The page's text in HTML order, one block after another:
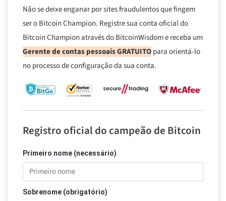
Não se deixe enganar por sites fraudulentos que fingem
ser o Bitcoin Champion. Registre sua conta oficial do
Bitcoin Champion através do BitcoinWisdom e receba um
Gerente de contas pessoais GRATUITOpara orientá-lo
no processo de configuração da sua conta.
Registro oficial do campeão de Bitcoin
Primeiro nome (necessário)
Sobrenome (obrigatório)